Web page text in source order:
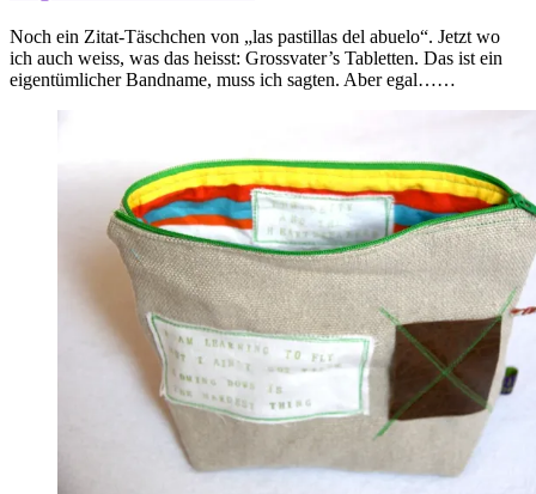
Noch ein Zitat-Täschchen von „las pastillas del abuelo“. Jetzt wo
ich auch weiss, was das heisst: Grossvater’s Tabletten. Das ist ein
eigentümlicher Bandname, muss ich sagten. Aber egal……